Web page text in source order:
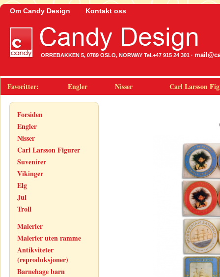
Om Candy Design Kontakt oss
ORREBAKKEN 5, 0789 OSLO, NORWAY Tel.+47 915 24 301 ·
Favoritter: Engler Nisser Carl Larsson
Forsiden
Engler
Nisser
Carl Larsson Figurer
Suvenirer
Vikinger
Elg
Jul
Troll
Malerier
Malerier uten ramme
Antikviteter
(reproduksjoner)
Barnehage barn